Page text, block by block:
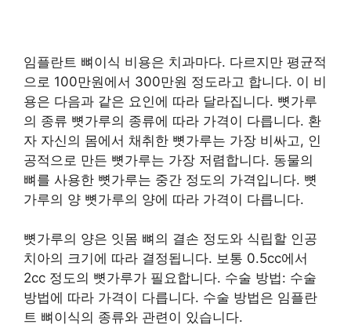
임플란트 뼈이식 비용은 치과마다. 다르지만 평균적
으로 100만원에서 300만원 정도라고 합니다. 이 비
용은 다음과 같은 요인에 따라 달라집니다. 뼛가루
의 종류 뼛가루의 종류에 따라 가격이 다릅니다. 환
자 자신의 몸에서 채취한 뼛가루는 가장 비싸고, 인
공적으로 만든 뼛가루는 가장 저렴합니다. 동물의
뼈를 사용한 뼛가루는 중간 정도의 가격입니다. 뼛
가루의 양 뼛가루의 양에 따라 가격이 다릅니다.
뼛가루의 양은 잇몸 뼈의 결손 정도와 식립할 인공
치아의 크기에 따라 결정됩니다. 보통 0.5cc에서
2cc 정도의 뼛가루가 필요합니다. 수술 방법: 수술
방법에 따라 가격이 다릅니다. 수술 방법은 임플란
트 뼈이식의 종류와 관련이 있습니다.